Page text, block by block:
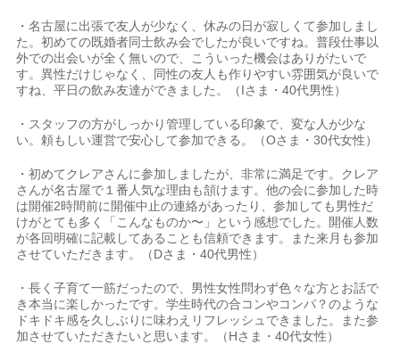
・名古屋に出張で友人が少なく、休みの日が寂しくて参加しまし
た。初めての既婚者同士飲み会でしたが良いですね。普段仕事以
外での出会いが全く無いので、こういった機会はありがたいで
す。異性だけじゃなく、同性の友人も作りやすい雰囲気が良いで
すね、平日の飲み友達ができました。（Iさま・40代男性）
・スタッフの方がしっかり管理している印象で、変な人が少な
い。頼もしい運営で安心して参加できる。（Oさま・30代女性）
・初めてクレアさんに参加しましたが、非常に満足です。クレア
さんが名古屋で１番人気な理由も頷けます。他の会に参加した時
は開催2時間前に開催中止の連絡があったり、参加しても男性だ
けがとても多く「こんなものか〜」という感想でした。開催人数
が各回明確に記載してあることも信頼できます。また来月も参加
させていただきます。（Dさま・40代男性）
・長く子育て一筋だったので、男性女性問わず色々な方とお話で
き本当に楽しかったです。学生時代の合コンやコンパ？のような
ドキドキ感を久しぶりに味わえリフレッシュできました。また参
加させていただきたいと思います。（Hさま・40代女性）